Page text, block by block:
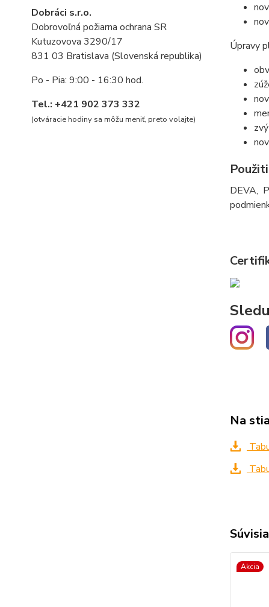
Dobráci s.r.o.
Dobrovoľná požiarna ochrana SR
Kutuzovova 3290/17
831 03 Bratislava (Slovenská republika)
Po - Pia: 9:00 - 16:30 hod.
Tel.: +421 902 373 332
(otváracie hodiny sa môžu meniť, preto volajte)
Úpravy
DEVA,
Na
Akcia